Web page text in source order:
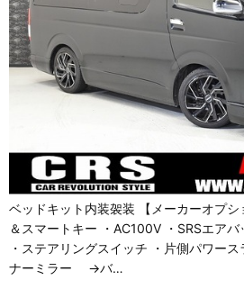
ベッドキット内装袈装 【メーカーオプシ
＆スマートキー ・AC100V ・SRSエア
・ステアリングスイッチ ・片側パワー
ナーミラー →バ…